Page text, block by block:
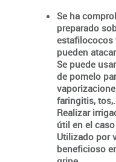
Se ha
preparado
estafilococos
pueden
Se puede
de pomelo
faringitis,
Realizar
útil en el
Utilizado por
beneficioso